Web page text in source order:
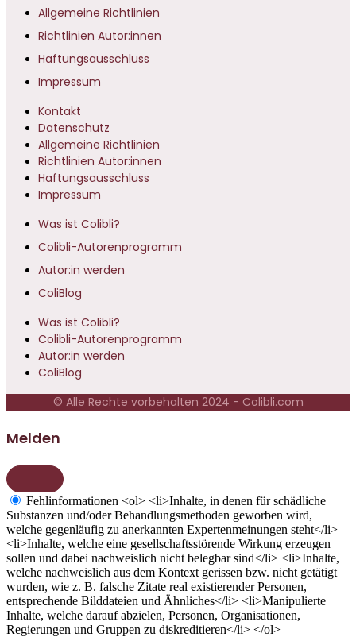
Allgemeine Richtlinien
Richtlinien Autor:innen
Haftungsausschluss
Impressum
Kontakt
Datenschutz
Allgemeine Richtlinien
Richtlinien Autor:innen
Haftungsausschluss
Impressum
Was ist Colibli?
Colibli-Autorenprogramm
Autor:in werden
ColiBlog
Was ist Colibli?
Colibli-Autorenprogramm
Autor:in werden
ColiBlog
© Alle Rechte vorbehalten 2024 - Colibli.com
Melden
Fehlinformationen <ol> <li>Inhalte, in denen für schädliche
Substanzen und/oder Behandlungsmethoden geworben wird,
welche gegenläufig zu anerkannten Expertenmeinungen steht</li>
<li>Inhalte, welche eine gesellschaftsstörende Wirkung erzeugen
sollen und dabei nachweislich nicht belegbar sind</li> <li>Inhalte,
welche nachweislich aus dem Kontext gerissen bzw. nicht getätigt
wurden, wie z. B. falsche Zitate real existierender Personen,
entsprechende Bilddateien und Ähnliches</li> <li>Manipulierte
Inhalte, welche darauf abzielen, Personen, Organisationen,
Regierungen und Gruppen zu diskreditieren</li> </ol>